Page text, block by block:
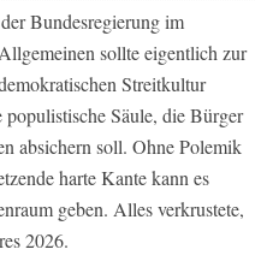
Bundesregierung im
sollte eigentlich zur
Streitkultur
Säule, die Bürger
absichern soll. Ohne Polemik
harte Kante kann es
geben. Alles verkrustete,
2026.